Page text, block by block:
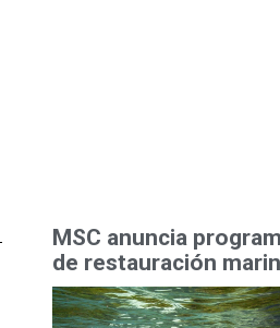
MSC anuncia
de restauración